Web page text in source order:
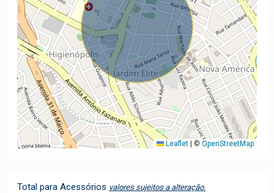
Leaflet © OpenStreetMap
Total para Acessórios valores sujeitos a alteração.